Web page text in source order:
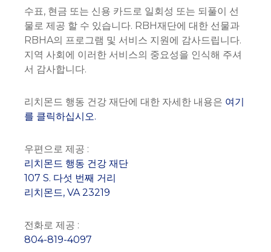
수표, 현금 또는 신용 카드로 일회성 또는 되풀이 선
물로 제공 할 수 있습니다. RBH재단에 대한 선물과
RBHA의 프로그램 및 서비스 지원에 감사드립니다.
지역 사회에 이러한 서비스의 중요성을 인식해 주셔
서 감사합니다.
리치몬드 행동 건강 재단에 대한 자세한 내용은 여기
를 클릭하십시오.
우편으로 제공 :
리치몬드 행동 건강 재단
107 S. 다섯 번째 거리
리치몬드, VA 23219
전화로 제공 :
804-819-4097